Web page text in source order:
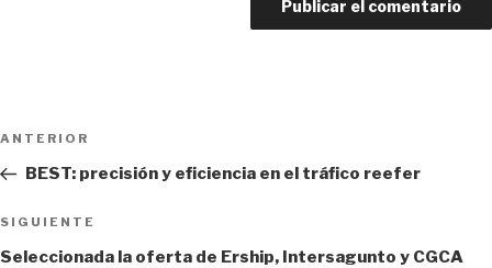
entradas
Entrada
anterior:
ANTERIOR
BEST: precisión y eficiencia en el tráfico reefer
Siguiente
entrada
SIGUIENTE
Seleccionada la oferta de Ership, Intersagunto y CGCA